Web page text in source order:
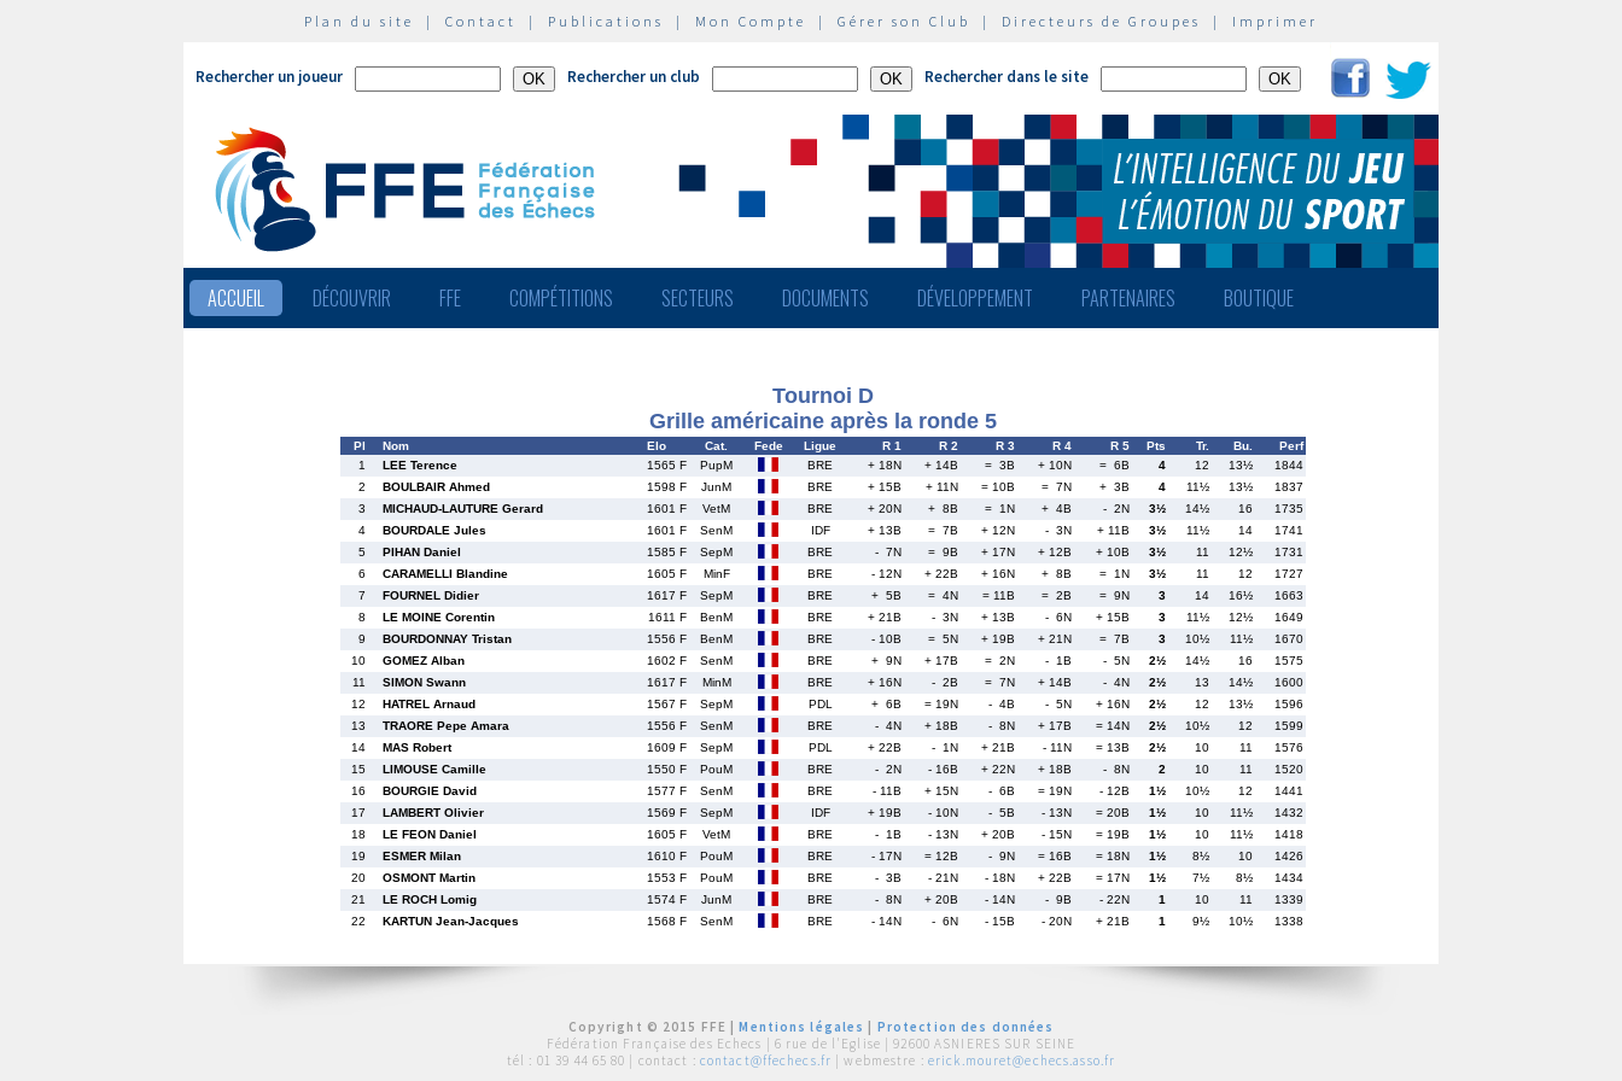
Plan du site | Contact | Publications | Mon Compte | Gérer son Club | Directeurs de Groupes | Imprimer
Rechercher un joueur Rechercher un club Rechercher dans le site
ACCUEIL DÉCOUVRIR FFE COMPÉTITIONS SECTEURS DOCUMENTS DÉVELOPPEMENT PARTENAIRES BOUTIQUE
Tournoi D
Grille américaine après la ronde 5
Pl Nom Elo Cat. Fede Ligue R 1 R 2 R 3 R 4 R 5 Pts Tr. Bu.
Perf
1
LEE Terence 1565 F PupM BRE + 18N + 14B = 3B + 10N = 6B 4 12 13½
1844
2
BOULBAIR Ahmed 1598 F JunM BRE + 15B + 11N = 10B = 7N + 3B 4 11½ 13½
1837
3
MICHAUD-LAUTURE Gerard 1601 F VetM BRE + 20N + 8B = 1N + 4B - 2N 3½ 14½ 16
1735
4
BOURDALE Jules 1601 F SenM IDF + 13B = 7B + 12N - 3N + 11B 3½ 11½ 14
1741
5
PIHAN Daniel 1585 F SepM BRE - 7N = 9B + 17N + 12B + 10B 3½ 11 12½
1731
6
CARAMELLI Blandine 1605 F MinF BRE - 12N + 22B + 16N + 8B = 1N 3½ 11 12
1727
7
FOURNEL Didier 1617 F SepM BRE + 5B = 4N = 11B = 2B = 9N 3 14 16½
1663
8
LE MOINE Corentin 1611 F BenM BRE + 21B - 3N + 13B - 6N + 15B 3 11½ 12½
1649
9
BOURDONNAY Tristan 1556 F BenM BRE - 10B = 5N + 19B + 21N = 7B 3 10½ 11½
1670
10
GOMEZ Alban 1602 F SenM BRE + 9N + 17B = 2N - 1B - 5N 2½ 14½ 16
1575
11
SIMON Swann 1617 F MinM BRE + 16N - 2B = 7N + 14B - 4N 2½ 13 14½
1600
12
HATREL Arnaud 1567 F SepM PDL + 6B = 19N - 4B - 5N + 16N 2½ 12 13½
1596
13
TRAORE Pepe Amara 1556 F SenM BRE - 4N + 18B - 8N + 17B = 14N 2½ 10½ 12
1599
14
MAS Robert 1609 F SepM PDL + 22B - 1N + 21B - 11N = 13B 2½ 10 11
1576
15
LIMOUSE Camille 1550 F PouM BRE - 2N - 16B + 22N + 18B - 8N 2 10 11
1520
16
BOURGIE David 1577 F SenM BRE - 11B + 15N - 6B = 19N - 12B 1½ 10½ 12
1441
17
LAMBERT Olivier 1569 F SepM IDF + 19B - 10N - 5B - 13N = 20B 1½ 10 11½
1432
18
LE FEON Daniel 1605 F VetM BRE - 1B - 13N + 20B - 15N = 19B 1½ 10 11½
1418
19
ESMER Milan 1610 F PouM BRE - 17N = 12B - 9N = 16B = 18N 1½ 8½ 10
1426
20
OSMONT Martin 1553 F PouM BRE - 3B - 21N - 18N + 22B = 17N 1½ 7½ 8½
1434
21
LE ROCH Lomig 1574 F JunM BRE - 8N + 20B - 14N - 9B - 22N 1 10 11
1339
22
KARTUN Jean-Jacques 1568 F SenM BRE - 14N - 6N - 15B - 20N + 21B 1 9½ 10½ 1338
Copyright © 2015 FFE |Mentions légales
Protection des données
Fédération Française des Echecs | 6 rue de l'Eglise | 92600 ASNIERES SUR SEINE
tél : 01 39 44 65 80 | contact : contact@ffechecs.fr | webmestre : erick.mouret@echecs.asso.fr